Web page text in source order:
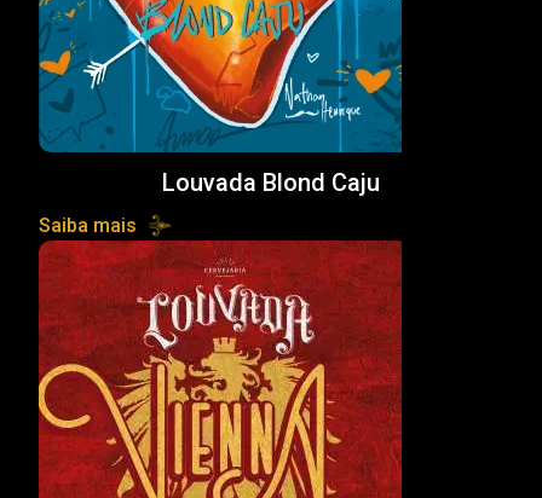
Louvada Blond Caju
Saiba mais